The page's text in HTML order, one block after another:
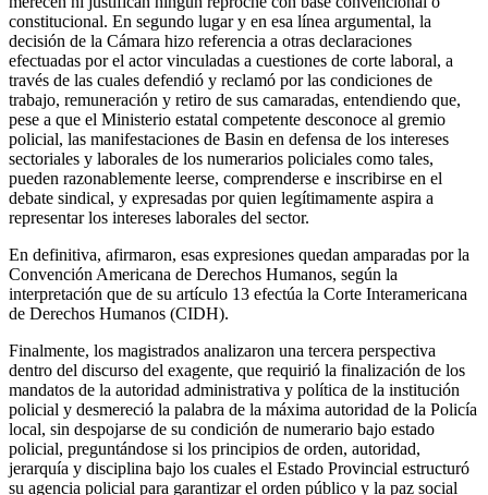
constitucional. En segundo lugar y en esa línea argumental, la
decisión de la Cámara hizo referencia a otras declaraciones
efectuadas por el actor vinculadas a cuestiones de corte laboral, a
través de las cuales defendió y reclamó por las condiciones de
trabajo, remuneración y retiro de sus camaradas, entendiendo que,
pese a que el Ministerio estatal competente desconoce al gremio
policial, las manifestaciones de Basin en defensa de los intereses
sectoriales y laborales de los numerarios policiales como tales,
pueden razonablemente leerse, comprenderse e inscribirse en el
debate sindical, y expresadas por quien legítimamente aspira a
representar los intereses laborales del sector.
En definitiva, afirmaron, esas expresiones quedan amparadas por la
Convención Americana de Derechos Humanos, según la
interpretación que de su artículo 13 efectúa la Corte Interamericana
de Derechos Humanos (CIDH).
Finalmente, los magistrados analizaron una tercera perspectiva
dentro del discurso del exagente, que requirió la finalización de los
mandatos de la autoridad administrativa y política de la institución
policial y desmereció la palabra de la máxima autoridad de la Policía
local, sin despojarse de su condición de numerario bajo estado
policial, preguntándose si los principios de orden, autoridad,
jerarquía y disciplina bajo los cuales el Estado Provincial estructuró
su agencia policial para garantizar el orden público y la paz social